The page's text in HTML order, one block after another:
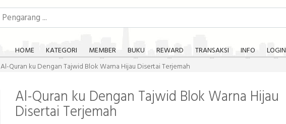
HOME KATEGORI MEMBER BUKU REWARD TRANSAKSI INFO
LOGIN
Al-Quran ku Dengan Tajwid Blok Warna Hijau Disertai Terjemah
Al-Quran ku Dengan Tajwid Blok Warna Hijau
Disertai Terjemah